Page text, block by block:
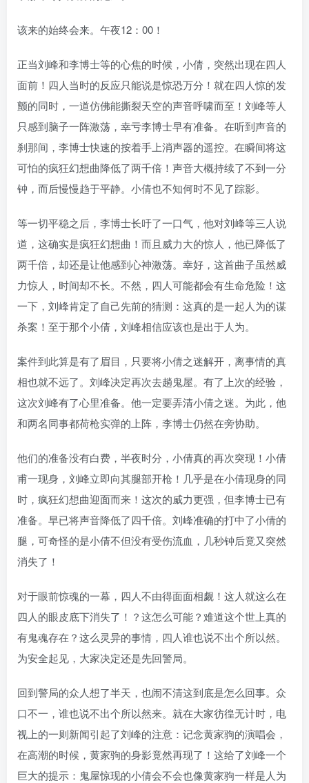
该来的始终会来。午夜12：00！
正当刘峰和李博士等的心焦的时候，小倩，突然出现在四人
面前！四人当时的反应只能说是惊恐万分！就在四人惊的发
颤的同时，一道仿佛能撕裂天空的声音呼啸而至！刘峰等人
只感到脑子一阵激荡，幸亏李博士早有准备。在听到声音的
刹那间，李博士快速的按着手上消声器的遥控。在瞬间将这
可怕的疯狂幻想曲降低了两千倍！声音大概持续了不到一分
钟，而后慢慢趋于平静。小倩也不知何时不见了踪影。
等一切平稳之后，李博士长吁了一口气，他对刘峰等三人说
道，这确实是疯狂幻想曲！而且威力大的惊人，他已降低了
两千倍，却还是让他感到心神激荡。幸好，这首曲子虽然威
力惊人，时间却不长。不然，四人可能都会有生命危险！这
一下，刘峰肯定了自己先前的猜测：这真的是一起人为的谋
杀案！至于那个小倩，刘峰相信应该也是出于人为。
案件到此算是有了眉目，只要将小倩之迷解开，离事情的真
相也就不远了。刘峰决定再次去趟鬼屋。有了上次的经验，
这次刘峰有了心里准备。他一定要弄清小倩之迷。为此，他
和两名同事都荷枪实弹的上阵，李博士仍然在旁协助。
他们的准备没有白费，半夜时分，小倩真的再次突现！小倩
甫一现身，刘峰立即向其腿部开枪！几乎是在小倩现身的同
时，疯狂幻想曲迎面而来！这次的威力更强，但李博士已有
准备。早已将声音降低了四千倍。刘峰准确的打中了小倩的
腿，可奇怪的是小倩不但没有受伤流血，几秒钟后竟又突然
消失了！
对于眼前惊魂的一幕，四人不由得面面相觑！这人就这么在
四人的眼皮底下消失了！？这怎么可能？难道这个世上真的
有鬼魂存在？这么灵异的事情，四人谁也说不出个所以然。
为安全起见，大家决定还是先回警局。
回到警局的众人想了半天，也闹不清这到底是怎么回事。众
口不一，谁也说不出个所以然来。就在大家彷徨无计时，电
视上的一则新闻引起了刘峰的注意：记念黄家驹的演唱会，
在高潮的时候，黄家驹的身影竟然再现了！这给了刘峰一个
巨大的提示：鬼屋惊现的小倩会不会也像黄家驹一样是人为